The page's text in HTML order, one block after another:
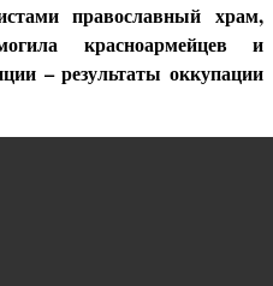
православный храм,
красноармейцев и
– результаты оккупации